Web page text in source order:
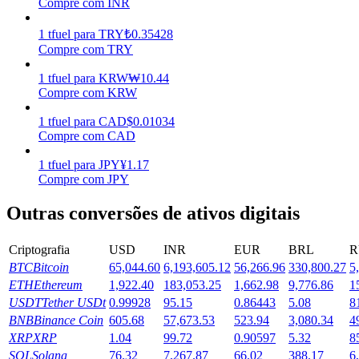
Ganhar
Ganhe recompensas competitivas diariamente
1 tfuel para TRY₺0.35428
Compre com TRY
1 tfuel para KRW₩10.44
Compre com KRW
1 tfuel para CAD$0.01034
Compre com CAD
1 tfuel para JPY¥1.17
Compre com JPY
Outras conversões de ativos digitais
Criptografia USD INR EUR BRL
BTCBitcoin 65,044.60 6,193,605.12 56,266.96 330,800.27
ETHEthereum 1,922.40 183,053.25 1,662.98 9,776.86
USDTTether USDt 0.99928 95.15 0.86443 5.08
BNBBinance Coin 605.68 57,673.53 523.94 3,080.34
XRPXRP 1.04 99.72 0.90597 5.32
SOLSolana 76.32 7,267.87 66.02 388.17